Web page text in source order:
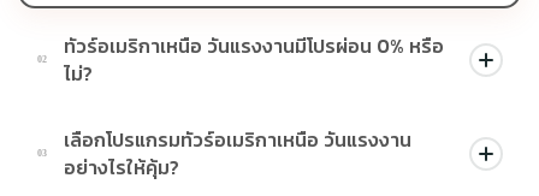
02
ทัวร์อเมริกาเหนือ วันแรงงานมีโปรผ่อน 0% หรือ
ไม่?
บางโปรแกรมมีโปรผ่อน 0% หรือโปรโมชั่นบัตรเครดิตตามเงื่อนไขที่
บริษัทกำหนด สามารถดูสัญลักษณ์โปรโมชั่นในรายการทัวร์แต่ละ
รายการได้
03
เลือกโปรแกรมทัวร์อเมริกาเหนือ วันแรงงาน
อย่างไรให้คุ้ม?